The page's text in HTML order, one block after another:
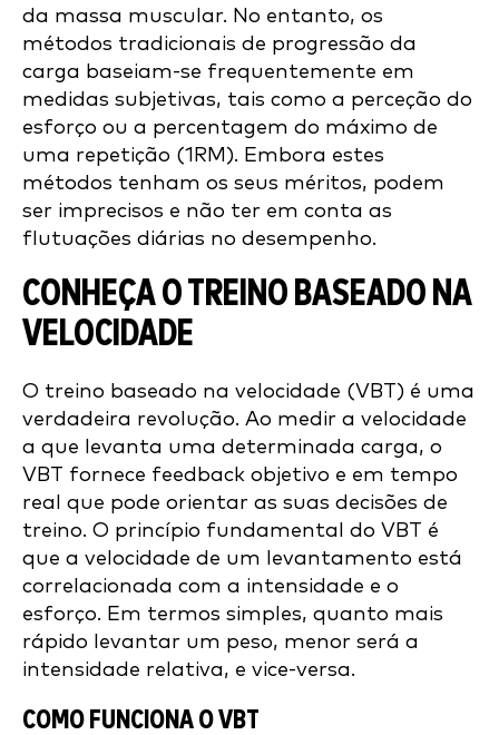
da massa muscular. No entanto, os
métodos tradicionais de progressão da
carga baseiam-se frequentemente em
medidas subjetivas, tais como a perceção do
esforço ou a percentagem do máximo de
uma repetição (1RM). Embora estes
métodos tenham os seus méritos, podem
ser imprecisos e não ter em conta as
flutuações diárias no desempenho.
CONHEÇA O TREINO BASEADO NA
VELOCIDADE
O treino baseado na velocidade (VBT) é uma
verdadeira revolução. Ao medir a velocidade
a que levanta uma determinada carga, o
VBT fornece feedback objetivo e em tempo
real que pode orientar as suas decisões de
treino. O princípio fundamental do VBT é
que a velocidade de um levantamento está
correlacionada com a intensidade e o
esforço. Em termos simples, quanto mais
rápido levantar um peso, menor será a
intensidade relativa, e vice-versa.
COMO FUNCIONA O VBT